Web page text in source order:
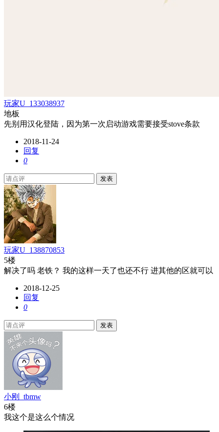
玩家U_133038937
地板
先别用汉化登陆，因为第一次启动游戏需要接受stove条款
2018-11-24
回复
0
发表
玩家U_138870853
5楼
解决了吗 老铁？ 我的这样一天了也还不行 进其他的区就可以
2018-12-25
回复
0
发表
小刚_tbmw
6楼
我这个是这么个情况